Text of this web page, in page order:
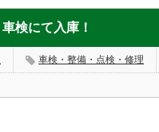
検にて入庫！
車検・整備・点検・修理